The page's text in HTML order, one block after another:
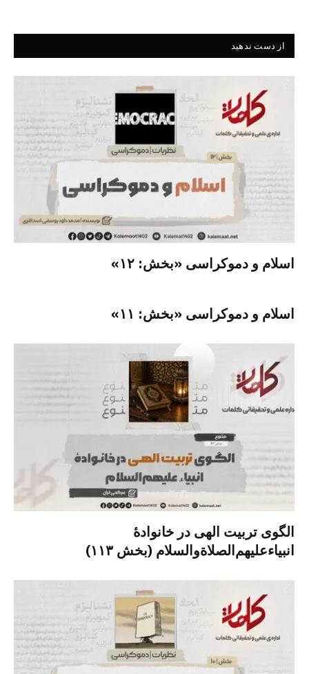
از دست ندهید
اسلام و دموکراسی «بخش: ۱۲»
اسلام و دموکراسی «بخش: ۱۱»
الگوی تربیت الهی در خانوادۀ
انبیاءعلیهم‌الصلاةو‌السلام (بخش ۱۱۳)